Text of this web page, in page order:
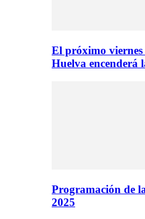
El próximo
Huelva encenderá
Programación de
2025